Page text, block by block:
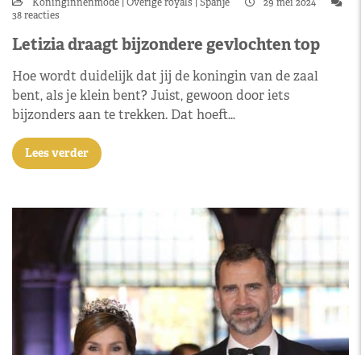
38 reacties
Letizia draagt bijzondere gevlochten top
Hoe wordt duidelijk dat jij de koningin van de zaal
bent, als je klein bent? Juist, gewoon door iets
bijzonders aan te trekken. Dat hoeft…
Lees verder